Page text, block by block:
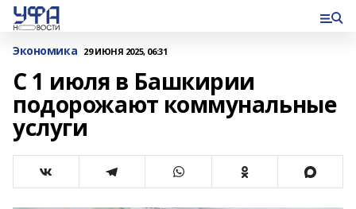
Экономика 29 ИЮНЯ 2025, 06:31
С 1 июля в Башкирии
подорожают коммунальные
услуги